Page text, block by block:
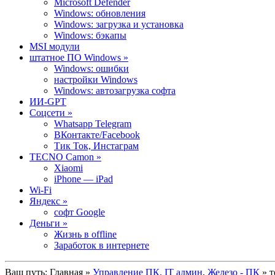
Windows: обновления
Windows: загрузка и установка
Windows: бэкапы
MSI модули
штатное ПО Windows »
Windows: ошибки
настройки Windows
Windows: автозагрузка софта
ИИ-GPT
Cоцсети »
Whatsapp Telegram
ВКонтакте/Facebook
Тик Ток, Инстаграм
TECNO Camon »
Xiaomi
iPhone — iPad
Wi-Fi
Яндекс »
софт Google
Деньги »
Жизнь в offline
Заработок в интернете
Ваш путь: Главная » Управление ПК. IT админ, Железо - ПК »